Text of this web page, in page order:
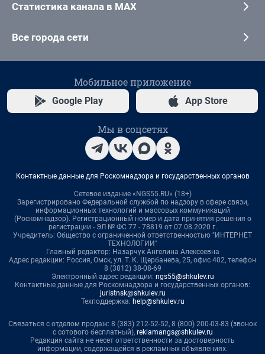
Статистика канала в MAX
Все города сети
Мобильное приложение
Google Play App Store
Мы в соцсетях
Контактные данные для Роскомнадзора и государственных органов
Сетевое издание «NGS55.RU» (18+)
Зарегистрировано Федеральной службой по надзору в сфере связи,
информационных технологий и массовых коммуникаций
(Роскомнадзор). Регистрационный номер и дата принятия решения о
регистрации - ЭЛ № ФС 77 - 78819 от 07.08.2020 г.
Учредитель: Общество с ограниченной ответственностью "ИНТЕРНЕТ
ТЕХНОЛОГИИ"
Главный редактор: Назарчук Ангелина Алексеевна
Адрес редакции: Россия, Омск, ул. Т. К. Щербанева, 25, офис 402, телефон
8 (3812) 38-08-69
Электронный адрес редакции: ngs55@shkulev.ru
Контактные данные для Роскомнадзора и государственных органов:
juristnsk@shkulev.ru
Техподдержка: help@shkulev.ru
Связаться с отделом продаж: 8 (383) 212-52-52, 8 (800) 200-03-83 (звонок
с сотового бесплатный), reklamangs@shkulev.ru
Редакция сайта не несет ответственности за достоверность
информации, содержащейся в рекламных объявлениях.